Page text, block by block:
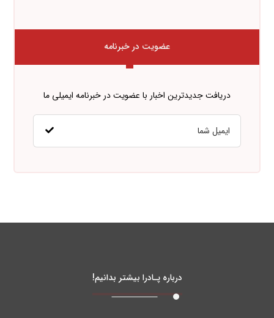
عضویت در خبرنامه
دریافت جدیدترین اخبار با عضویت در خبرنامه ایمیلی ما
درباره پـادرا بیشتر بدانیم!